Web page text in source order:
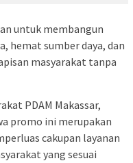
untuk membangun
hemat sumber daya, dan
masyarakat tanpa
PDAM Makassar,
promo ini merupakan
cakupan layanan
yang sesuai